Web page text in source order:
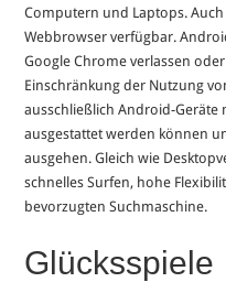
Computern und Laptops.
Webbrowser verfügbar.
Google Chrome verlassen
Einschränkung der Nutzung
ausschließlich Android-
ausgestattet werden können
ausgehen. Gleich wie
schnelles Surfen, hohe
bevorzugten Suchmaschine.
Glücksspiele